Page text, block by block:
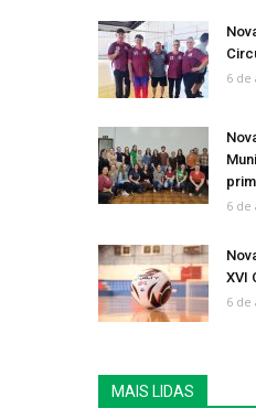
6 de
6 de
XVI
6 de
MAIS LIDAS